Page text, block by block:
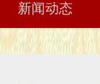
新闻动态